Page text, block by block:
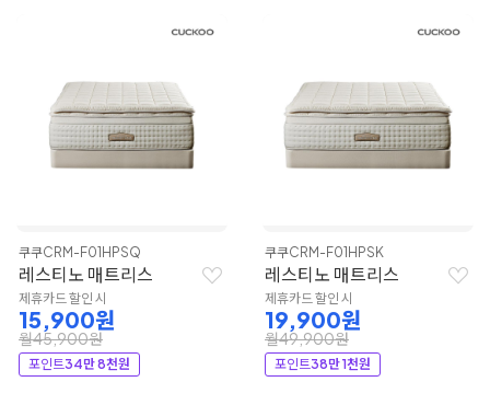
쿠쿠CRM-F01HPSQ
레스티노 매트리스
제휴카드 할인 시
15,900원
월45,900원
포인트34만 8천원
쿠쿠CRM-F01HPSK
레스티노 매트리스
제휴카드 할인 시
19,900원
월49,900원
포인트38만 1천원